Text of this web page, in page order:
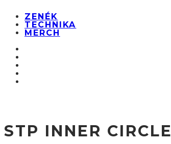
ZENÉK
TECHNIKA
MERCH
STP INNER CIRCLE